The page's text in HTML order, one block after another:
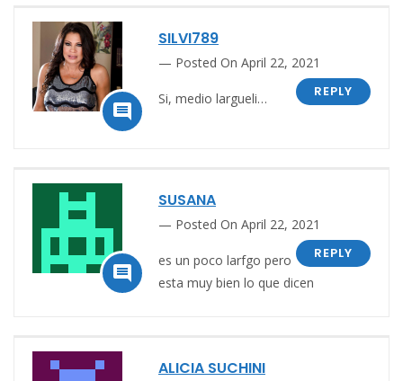

SILVI789
Posted On April 22, 2021
REPLY
Si, medio largueli…

SUSANA
Posted On April 22, 2021
REPLY
es un poco larfgo pero
esta muy bien lo que dicen
ALICIA SUCHINI